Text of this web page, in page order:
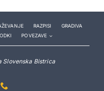
RAZPISI
GRADIVA
POVEZAVE
Slovenska Bistrica